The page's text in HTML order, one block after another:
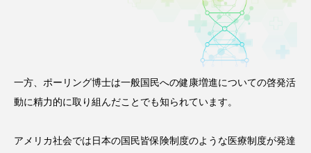
一方、ポーリング博士は一般国民への健康増進についての啓発活
動に精力的に取り組んだことでも知られています。
アメリカ社会では日本の国民皆保険制度のような医療制度が発達